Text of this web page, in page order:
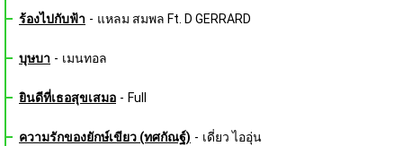
ร้องไปกับฟ้า - แหลม สมพล Ft. D GERRARD
บุษบา - เมนทอล
ยินดีที่เธอสุขเสมอ - Full
ความรักของยักษ์เขียว (ทศกัณฐ์) - เดี่ยว ไออุ่น